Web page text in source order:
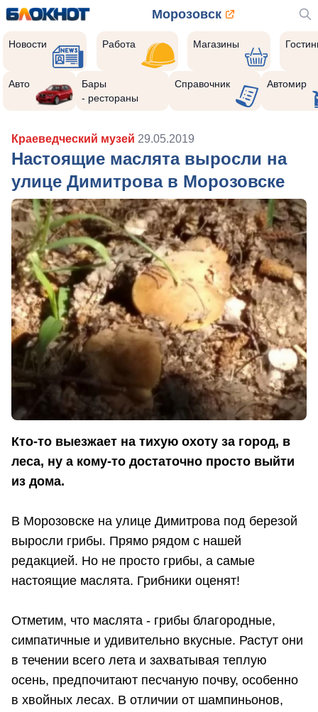
Морозовск
Новости Работа Магазины
Авто
Бары
- рестораны
Справочник Автомир
Краеведческий музей 29.05.2019
Настоящие маслята выросли на
улице Димитрова в Морозовске
Кто-то выезжает на тихую охоту за город, в
леса, ну а кому-то достаточно просто выйти
из дома.
В Морозовске на улице Димитрова под березой
выросли грибы. Прямо рядом с нашей
редакцией. Но не просто грибы, а самые
настоящие маслята. Грибники оценят!
Отметим, что маслята - грибы благородные,
симпатичные и удивительно вкусные. Растут они
в течении всего лета и захватывая теплую
осень, предпочитают песчаную почву, особенно
в хвойных лесах. В отличии от шампиньонов,